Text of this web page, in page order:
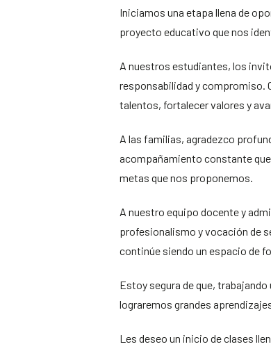
Iniciamos una etapa llena de
proyecto educativo que nos
A nuestros estudiantes, los
responsabilidad y compromiso.
talentos, fortalecer valores y
A las familias, agradezco
acompañamiento constante
metas que nos proponemos.
A nuestro equipo docente y
profesionalismo y vocación de
continúe siendo un espacio de
Estoy segura de que,
lograremos grandes
Les deseo un inicio de clases